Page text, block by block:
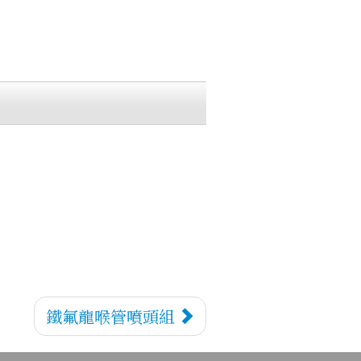
鐵氟龍喉管噴頭組